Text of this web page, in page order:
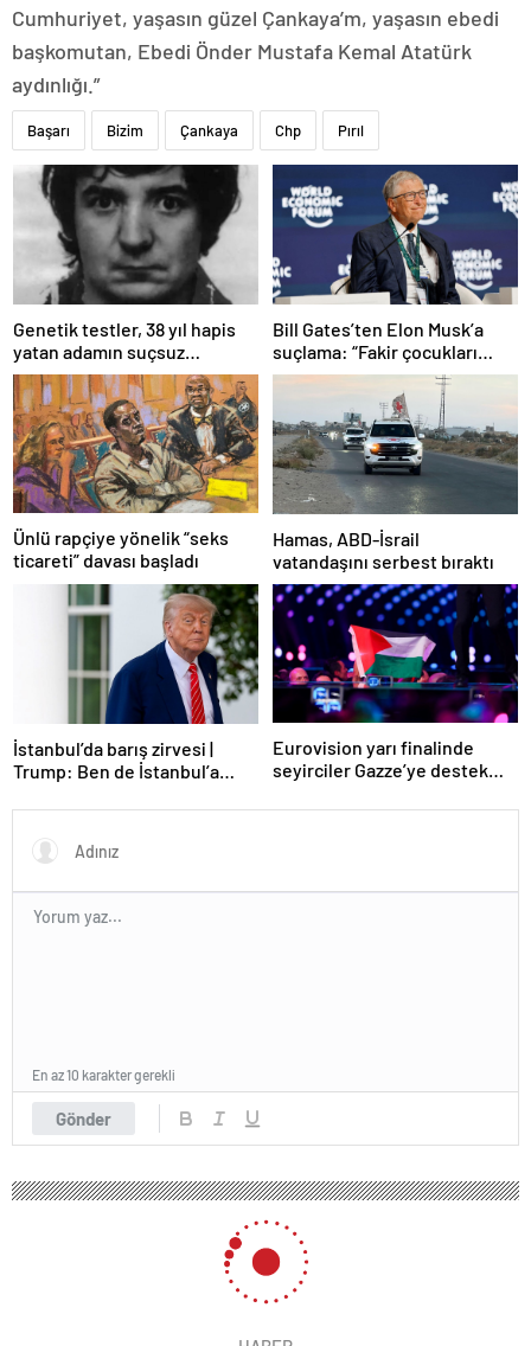
Cumhuriyet, yaşasın güzel Çankaya’m, yaşasın ebedi
başkomutan, Ebedi Önder Mustafa Kemal Atatürk
aydınlığı.”
Başarı Bizim Çankaya Chp Pırıl
Genetik testler, 38 yıl hapis
yatan adamın suçsuz
olduğunu ortaya çıkardı
Bill Gates’ten Elon Musk’a
suçlama: “Fakir çocukları
öldürdü”
Ünlü rapçiye yönelik “seks
ticareti” davası başladı
Hamas, ABD-İsrail
vatandaşını serbest bıraktı
İstanbul’da barış zirvesi |
Trump: Ben de İstanbul’a
Eurovision yarı finalinde
seyirciler Gazze’ye destek
Gönder
En az 10 karakter gerekli